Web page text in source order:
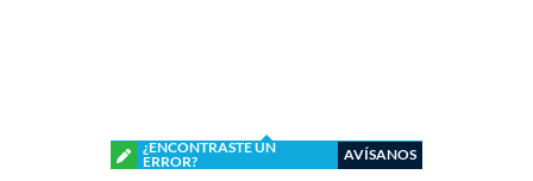
¿ENCONTRASTE UN
ERROR?
AVÍSANOS